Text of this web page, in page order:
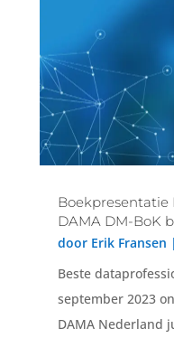
Boekpresentatie
DAMA DM-BoK
door Erik Fransen |
Beste
september 2023
DAMA Nederland